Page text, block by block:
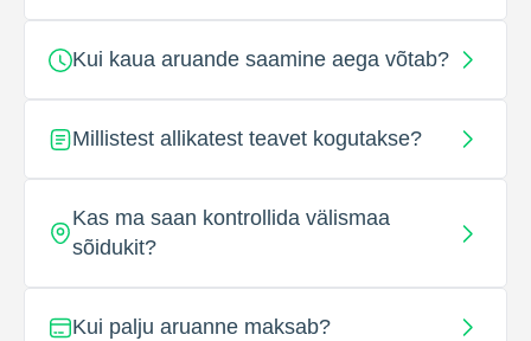
Kui kaua aruande saamine aega võtab?
Millistest allikatest teavet kogutakse?
Kas ma saan kontrollida välismaa
sõidukit?
Kui palju aruanne maksab?